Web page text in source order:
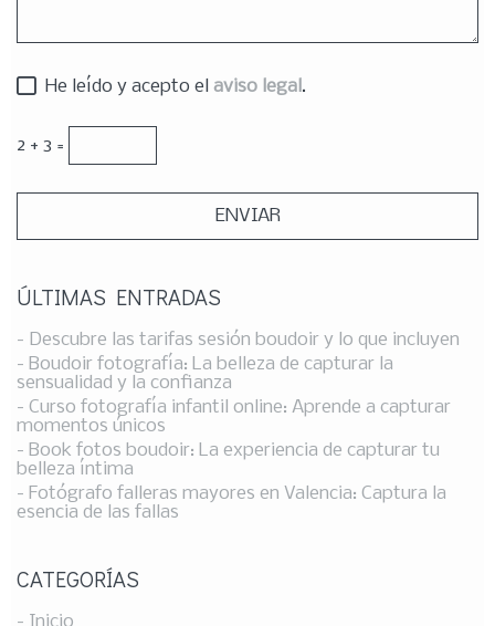
He leído y acepto el aviso legal.
2 + 3 =
ÚLTIMAS ENTRADAS
- Descubre las tarifas sesión boudoir y lo que incluyen
- Boudoir fotografía: La belleza de capturar la
sensualidad y la confianza
- Curso fotografía infantil online: Aprende a capturar
momentos únicos
- Book fotos boudoir: La experiencia de capturar tu
belleza íntima
- Fotógrafo falleras mayores en Valencia: Captura la
esencia de las fallas
CATEGORÍAS